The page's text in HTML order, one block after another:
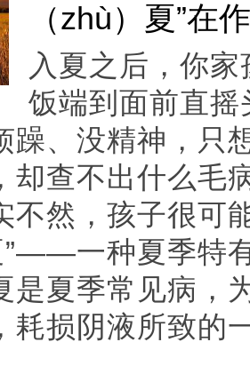
（zhù）夏”在
入夏之后，你
饭端到面前直
躁、没精神，只
却查不出什么毛
不然，孩子很可
”——一种夏季特
是夏季常见病，
耗损阴液所致的